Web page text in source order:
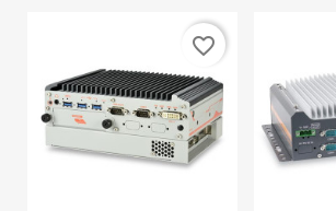
favorite_border